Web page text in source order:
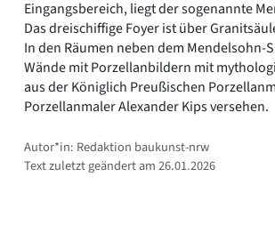
Eingangsbereich, liegt der sogenannte
Das dreischiffige Foyer ist über
In den Räumen neben dem Mendelsohn-
Wände mit Porzellanbildern mit
aus der Königlich Preußischen
Porzellanmaler Alexander Kips versehen.
Autor*in: Redaktion baukunst-nrw
Text zuletzt geändert am 26.01.2026